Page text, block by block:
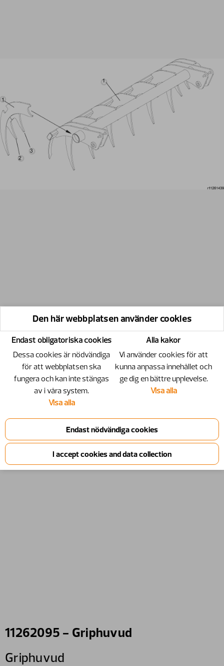
11262095 - Griphuvud
Griphuvud
Den här webbplatsen använder cookies
Endast obligatoriska cookies
Dessa cookies är nödvändiga
för att webbplatsen ska
fungera och kan inte stängas
av i våra system.
Visa alla
Alla kakor
Vi använder cookies för att
kunna anpassa innehållet och
ge dig en bättre upplevelse.
Visa alla